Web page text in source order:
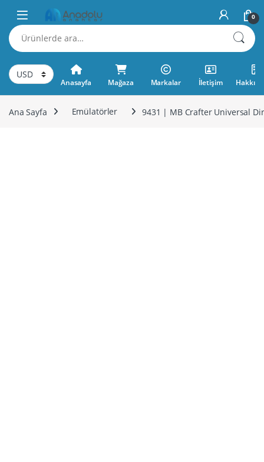
Skip to navigation
Skip to content
0
Ara:
Anasayfa Mağaza Markalar İletişim
Ana Sayfa Emülatörler 9431 | MB Crafter Universal